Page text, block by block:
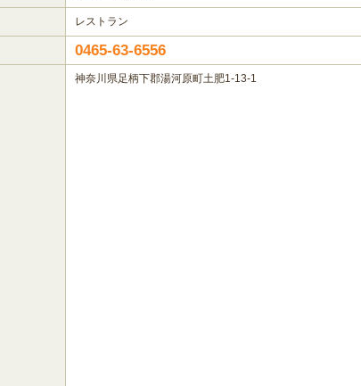
レストラン
0465-63-6556
神奈川県足柄下郡湯河原町土肥1-13-1